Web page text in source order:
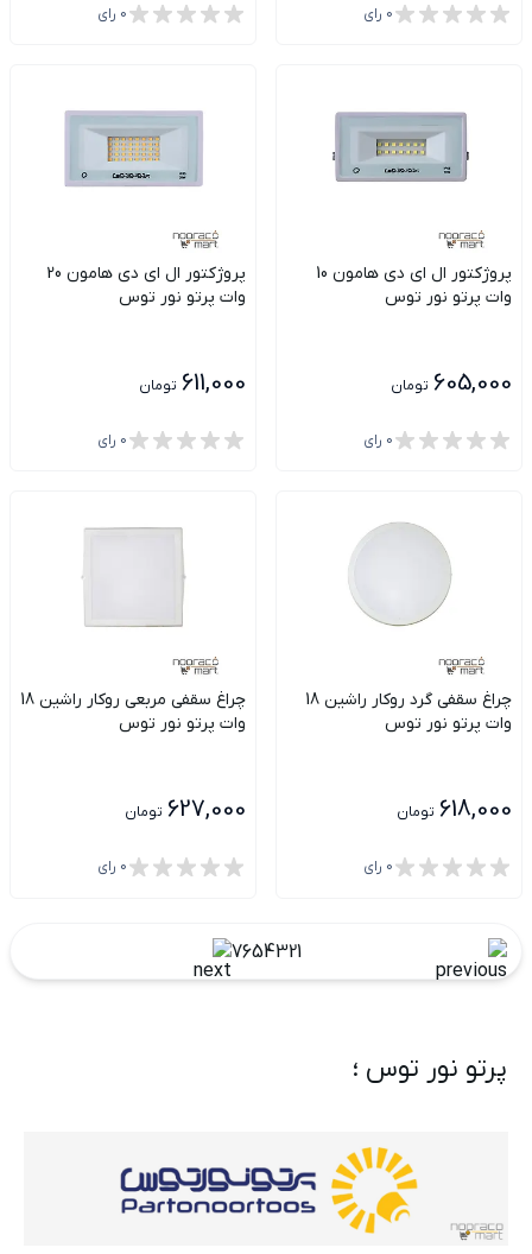
0 رای 0 رای
پروژکتور ال ای دی هامون 10
وات پرتو نور توس
605,000 تومان
0 رای
پروژکتور ال ای دی هامون 20
وات پرتو نور توس
611,000 تومان
0 رای
چراغ سقفی گرد روکار راشین 18
وات پرتو نور توس
618,000 تومان
0 رای
چراغ سقفی مربعی روکار راشین 18
وات پرتو نور توس
627,000 تومان
0 رای
1
2
3
4
5
6
7
پرتو نور توس ؛